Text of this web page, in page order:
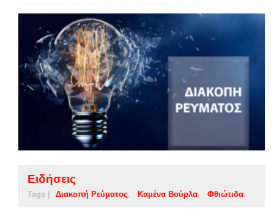
Ειδήσεις
Tags | Διακοπή Ρεύματος Καμένα Βούρλα Φθιώτιδα